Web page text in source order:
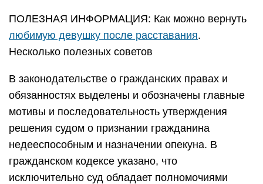
ПОЛЕЗНАЯ ИНФОРМАЦИЯ: Как можно вернуть
любимую девушку после расставания.
Несколько полезных советов
В законодательстве о гражданских правах и
обязанностях выделены и обозначены главные
мотивы и последовательность утверждения
решения судом о признании гражданина
недееспособным и назначении опекуна. В
гражданском кодексе указано, что
исключительно суд обладает полномочиями